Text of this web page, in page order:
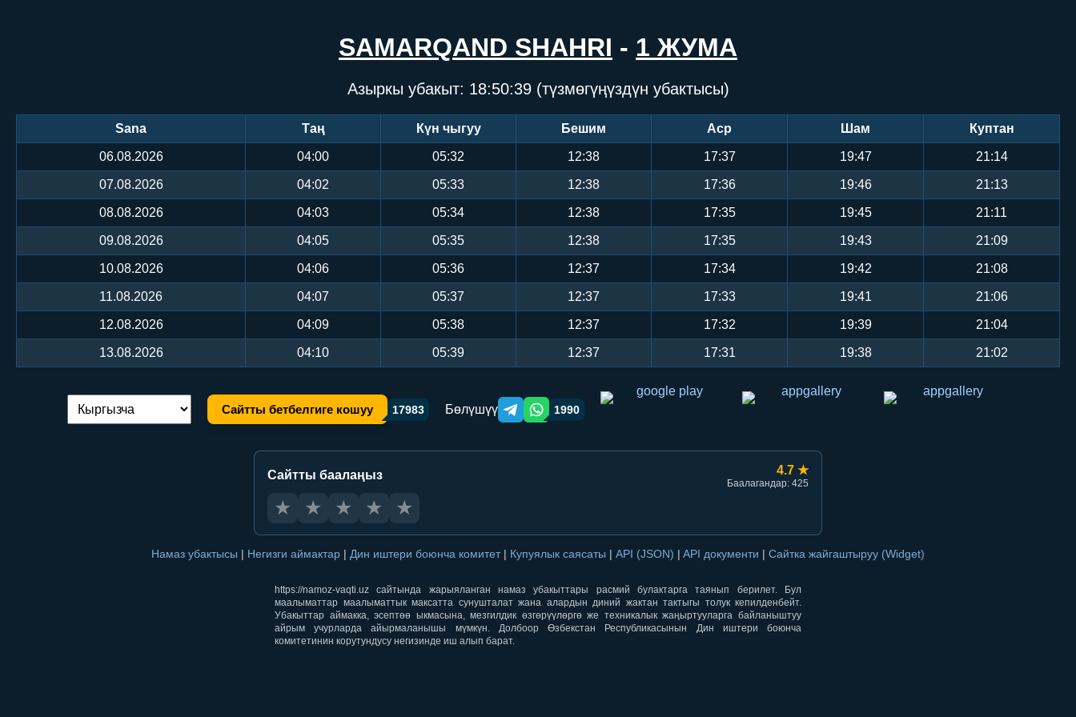
SAMARQAND SHAHRI - 1 ЖУМА
Азыркы убакыт: 18:50:39(түзмөгүңүздүн убактысы)
Sana Таң Күн чыгуу Бешим Аср Шам Куптан
06.08.2026 04:00 05:32 12:38 17:37 19:47 21:14
07.08.2026 04:02 05:33 12:38 17:36 19:46 21:13
08.08.2026 04:03 05:34 12:38 17:35 19:45 21:11
09.08.2026 04:05 05:35 12:38 17:35 19:43 21:09
10.08.2026 04:06 05:36 12:37 17:34 19:42 21:08
11.08.2026 04:07 05:37 12:37 17:33 19:41 21:06
12.08.2026 04:09 05:38 12:37 17:32 19:39 21:04
13.08.2026 04:10 05:39 12:37 17:31 19:38 21:02
Тилди алмаштыруу: Сайтты бетбелгиге кошуу 17983 Бөлүшүү Telegram orqali ulashish
WhatsApp orqali ulashish
1990
Сайтты баалаңыз 4.7 ★
Баалагандар: 425
★ ★ ★ ★ ★
Намаз убактысы | Негизги аймактар | Дин иштери боюнча комитет | Купуялык саясаты | API (JSON) | API документи | Сайтка жайгаштыруу (Widget)
https://namoz-vaqti.uz сайтында жарыяланган намаз убакыттары расмий булактарга таянып берилет. Бул
маалыматтар маалыматтык максатта сунушталат жана алардын диний жактан тактыгы толук кепилденбейт.
Убакыттар аймакка, эсептөө ыкмасына, мезгилдик өзгөрүүлөргө же техникалык жаңыртууларга байланыштуу
айрым учурларда айырмаланышы мүмкүн. Долбоор Өзбекстан Республикасынын Дин иштери боюнча
комитетинин корутундусу негизинде иш алып барат.